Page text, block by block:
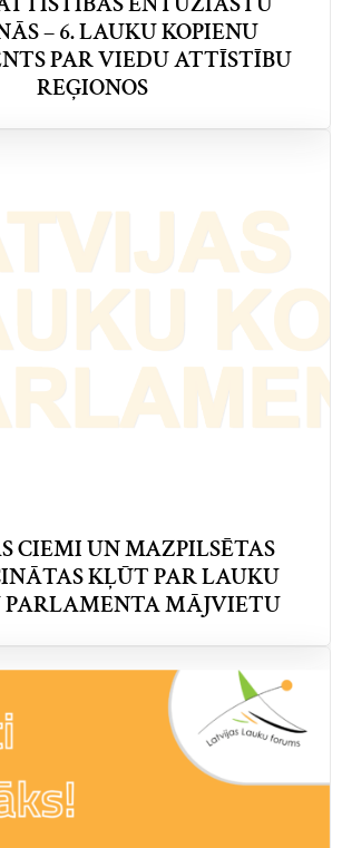
– 6. LAUKU KOPIENU
PAR VIEDU ATTĪSTĪBU
REĢIONOS
CIEMI UN MAZPILSĒTAS
KĻŪT PAR LAUKU
PARLAMENTA MĀJVIETU